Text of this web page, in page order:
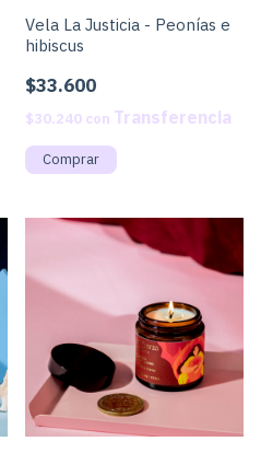
Vela La Justicia - Peonías e
hibiscus
$33.600
$30.240 con